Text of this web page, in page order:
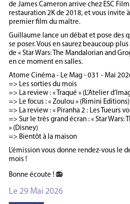
de James Cameron arrive chez ESC
restauration 2K de 2018, et vous invite
premier film du maître.
Guillaume lance un débat et pose des
se poser. Vous en saurez beaucoup
de « Star Wars: The Mandalorian and
en ce moment en salles.
Atome Cinéma - Le Mag - 031 - Mai
=> Les sorties du mois
=> La review : « Traqué » (L’Atelier
=> Le focus : « Zoulou » (Rimini Editions)
=> La review : « Piranha 2 : Les Tueurs
=> Sur le très grand écran : « Star Wars:
» (Disney)
=> Bientôt à la maison
L’émission vous donne rendez-vous le
mois !
Bonne écoute ! 📻
Le 29 Mai 2026